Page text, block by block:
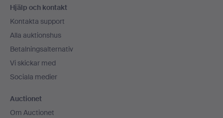
Hjälp och kontakt
Kontakta support
Alla auktionshus
Betalningsalternativ
Vi skickar med
Sociala medier
Auctionet
Om Auctionet